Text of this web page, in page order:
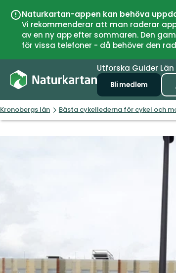
Naturkartan-appen kan behöva
Vi rekommenderar att man raderar
av en ny app efter sommaren. Den
för vissa telefoner - då behöver den
Utforska Guider Län
Bli medlem
Kronobergs län Bästa cykellederna för cykel och